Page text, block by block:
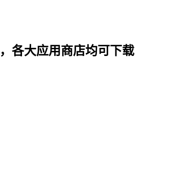
各大应用商店均可下载